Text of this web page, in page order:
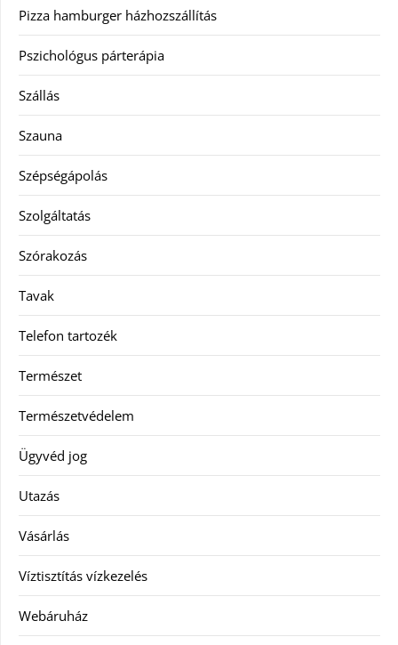
Pizza hamburger házhozszállítás
Pszichológus párterápia
Szállás
Szauna
Szépségápolás
Szolgáltatás
Szórakozás
Tavak
Telefon tartozék
Természet
Természetvédelem
Ügyvéd jog
Utazás
Vásárlás
Víztisztítás vízkezelés
Webáruház